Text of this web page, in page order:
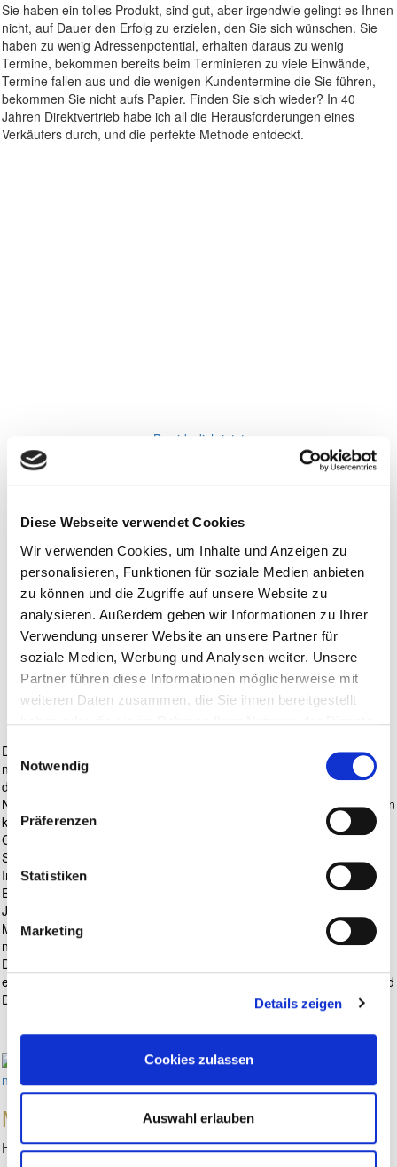
Diese Webseite verwendet Cookies
Wir verwenden Cookies, um Inhalte und Anzeigen zu
personalisieren, Funktionen für soziale Medien anbieten
zu können und die Zugriffe auf unsere Website zu
analysieren. Außerdem geben wir Informationen zu Ihrer
Verwendung unserer Website an unsere Partner für
soziale Medien, Werbung und Analysen weiter. Unsere
Partner führen diese Informationen möglicherweise mit
weiteren Daten zusammen, die Sie ihnen bereitgestellt
Einwilligungsauswahl
Notwendig
Präferenzen
Statistiken
Marketing
Details zeigen
Cookies zulassen
Auswahl erlauben
Sie haben ein tolles Produkt, sind gut, aber irgendwie gelingt es Ihnen
nicht, auf Dauer den Erfolg zu erzielen, den Sie sich wünschen. Sie
haben zu wenig Adressenpotential, erhalten daraus zu wenig
Termine, bekommen bereits beim Terminieren zu viele Einwände,
Termine fallen aus und die wenigen Kundentermine die Sie führen,
bekommen Sie nicht aufs Papier. Finden Sie sich wieder? In 40
Jahren Direktvertrieb habe ich all die Herausforderungen eines
Verkäufers durch, und die perfekte Methode entdeckt.
Bewirb dich jetzt
Zu seinem 40 jährigen
Direktvertriebsjubiläum ist
jetztsein Buch
"Halbtags arbeiten und
trotzdem Millionär"
erhältlich!!!
Die Autobiografie von Günter Brandl, die ihresgleichen sucht, ist nicht
nur eine einzigartige Erfolgsgeschichte; sie erzählt von einem Leben
der besonderen Art. Sein Werdegang ist geprägt von Erfolgen,
Niederlagen und Herausforderungen, die ihn auch beinahe das Leben
kostete.
Günter Brandl gehörte bereits mit 20 Jahren zu den
Spitzenverdienern in seiner Branche.
In seinen 40 Jahren als Unternehmer baute er trotz schwerster
Erkrankungen – wie einer Autoimmunerkrankung, gefolgt von fünf
Jahren Dialyse und Nierentransplantation – drei Unternehmen mit
Millionenumsätzen auf und erfand nebenbei das Network-Marketing
neu.
Dieses Buch ist aus der Praxis für die Praxis und schildert auf
eindrucksvolle Weise, wie der Weg zum Erfolg durch Konsequenz und
Disziplin gegangen wurde.
Meinungen zum Buch
Hallo, mein Name ist Mario W. ...